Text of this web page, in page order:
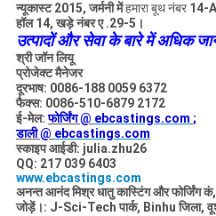
न्यूकास्ट 2015, जर्मनी मेंहमारा बूथ नंबर14-
हॉल 14, खड़े नंबर ए .29-5।
उत्पादों और सेवा के बारे में अधिक
श्री जॉन लियू
प्रोजेक्ट मैनेजर
दूरभाष: 0086-188 0059 6372
फैक्स: 0086-510-6879 2172
ई-मेल:फोर्जिंग @ ebcastings.com ;
डाली @ ebcastings.com
स्काइप आईडी: julia.zhu26
QQ: 217 039 6403
www.ebcastings.com
अनन्त आनंद मिश्र धातु कास्टिंग और फोर्जिंग
जोड़ें।: J-Sci-Tech पार्क, Binhu जिला,